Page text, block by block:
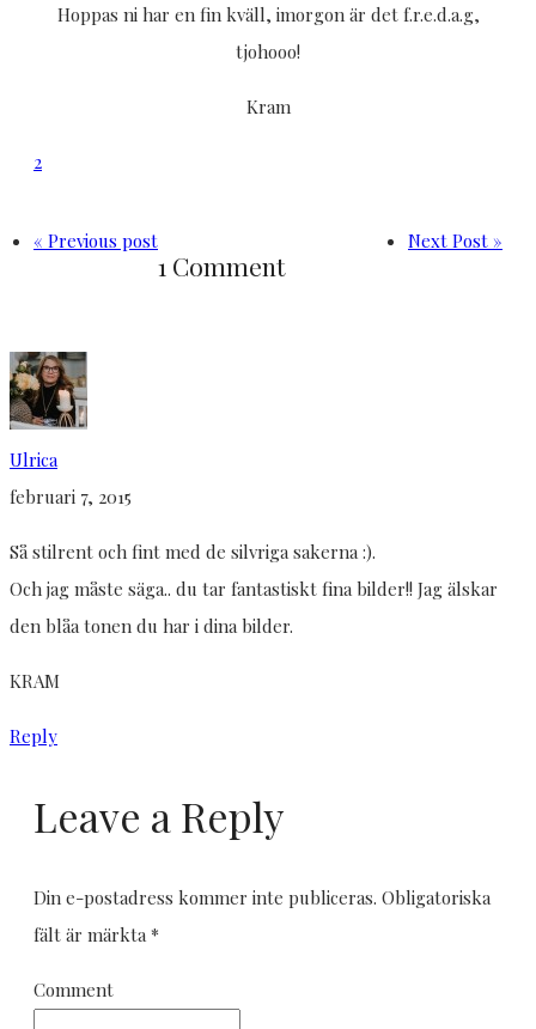
Hoppas ni har en fin kväll, imorgon är det f.r.e.d.a.g,
tjohooo!
Kram
2
« Previous post Next Post »
1 Comment
Ulrica
februari 7, 2015
Så stilrent och fint med de silvriga sakerna :).
Och jag måste säga.. du tar fantastiskt fina bilder!! Jag älskar
den blåa tonen du har i dina bilder.
KRAM
Reply
Leave a Reply
Din e-postadress kommer inte publiceras. Obligatoriska
fält är märkta*
Comment